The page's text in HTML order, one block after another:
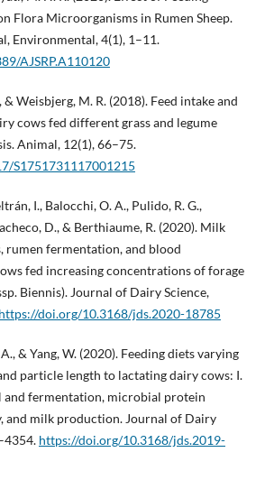
Flora Microorganisms in Rumen Sheep.
Environmental, 4(1), 1–11.
AJSRP.A110120
& Weisbjerg, M. R. (2018). Feed intake and
cows fed different grass and legume
Animal, 12(1), 66–75.
S1751731117001215
I., Balocchi, O. A., Pulido, R. G.,
D., & Berthiaume, R. (2020). Milk
rumen fermentation, and blood
fed increasing concentrations of forage
Biennis). Journal of Dairy Science,
https://doi.org/10.3168/jds.2020-18785
& Yang, W. (2020). Feeding diets varying
particle length to lactating dairy cows: I.
and fermentation, microbial protein
and milk production. Journal of Dairy
https://doi.org/10.3168/jds.2019-